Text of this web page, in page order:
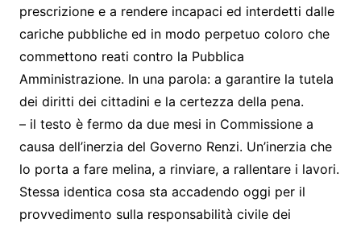
prescrizione e a rendere incapaci ed interdetti dalle
cariche pubbliche ed in modo perpetuo coloro che
commettono reati contro la Pubblica
Amministrazione. In una parola: a garantire la tutela
dei diritti dei cittadini e la certezza della pena.
– il testo è fermo da due mesi in Commissione a
causa dell’inerzia del Governo Renzi. Un’inerzia che
lo porta a fare melina, a rinviare, a rallentare i lavori.
Stessa identica cosa sta accadendo oggi per il
provvedimento sulla responsabilità civile dei